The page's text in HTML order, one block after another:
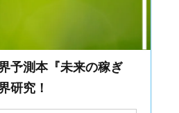
予測本『未来の稼ぎ
研究！